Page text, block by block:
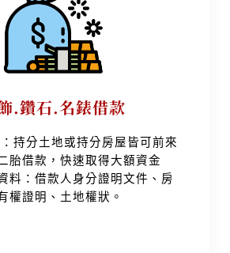
.鑽石.名錶借款
持分土地或持分房屋皆可前來
胎借款，快速取得大額資金
料：借款人身分證明文件、房
權證明、土地權狀。